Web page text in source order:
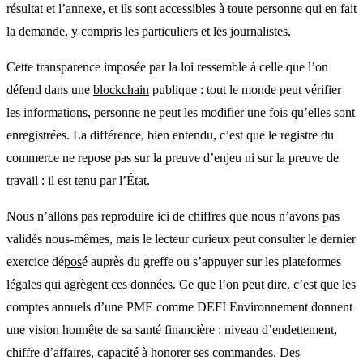
résultat et l’annexe, et ils sont accessibles à toute personne qui en fait
la demande, y compris les particuliers et les journalistes.
Cette transparence imposée par la loi ressemble à celle que l’on
défend dans une blockchain publique : tout le monde peut vérifier
les informations, personne ne peut les modifier une fois qu’elles sont
enregistrées. La différence, bien entendu, c’est que le registre du
commerce ne repose pas sur la preuve d’enjeu ni sur la preuve de
travail : il est tenu par l’État.
Nous n’allons pas reproduire ici de chiffres que nous n’avons pas
validés nous‑mêmes, mais le lecteur curieux peut consulter le dernier
exercice déposé auprès du greffe ou s’appuyer sur les plateformes
légales qui agrègent ces données. Ce que l’on peut dire, c’est que les
comptes annuels d’une PME comme DEFI Environnement donnent
une vision honnête de sa santé financière : niveau d’endettement,
chiffre d’affaires, capacité à honorer ses commandes. Des